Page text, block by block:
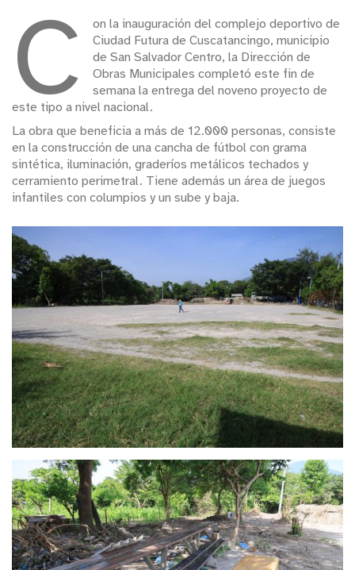
C
on la inauguración del complejo deportivo de
Ciudad Futura de Cuscatancingo, municipio
de San Salvador Centro, la Dirección de
Obras Municipales completó este fin de
semana la entrega del noveno proyecto de
este tipo a nivel nacional.
La obra que beneficia a más de 12.000 personas, consiste
en la construcción de una cancha de fútbol con grama
sintética, iluminación, graderíos metálicos techados y
cerramiento perimetral. Tiene además un área de juegos
infantiles con columpios y un sube y baja.